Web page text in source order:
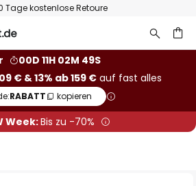
Tage kostenlose Retoure
00D 11H 02M 48S
€ & 13% ab 159 €auf fast alles
RABATT kopieren
Week:Bis zu -70%